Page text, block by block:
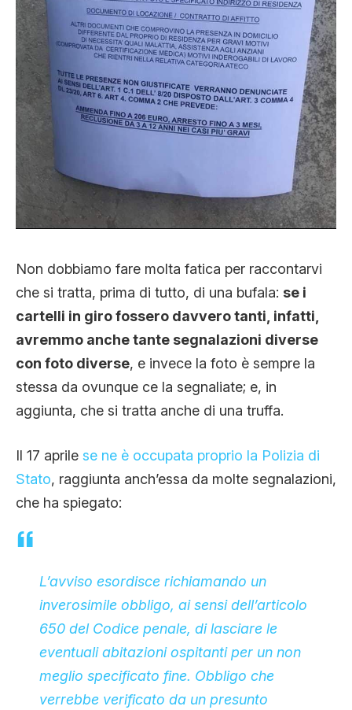
Non dobbiamo fare molta fatica per raccontarvi
che si tratta, prima di tutto, di una bufala: se i
cartelli in giro fossero davvero tanti, infatti,
avremmo anche tante segnalazioni diverse
con foto diverse, e invece la foto è sempre la
stessa da ovunque ce la segnaliate; e, in
aggiunta, che si tratta anche di una truffa.
Il 17 aprile se ne è occupata proprio la Polizia di
Stato, raggiunta anch’essa da molte segnalazioni,
che ha spiegato:
L’avviso esordisce richiamando un
inverosimile obbligo, ai sensi dell’articolo
650 del Codice penale, di lasciare le
eventuali abitazioni ospitanti per un non
meglio specificato fine. Obbligo che
verrebbe verificato da un presunto